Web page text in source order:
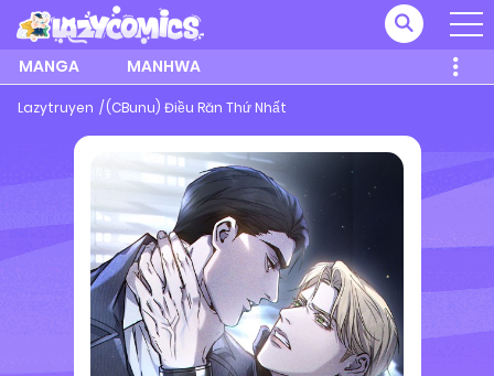
MANGA MANHWA
Lazytruyen (CBunu) Điều Răn Thứ Nhất